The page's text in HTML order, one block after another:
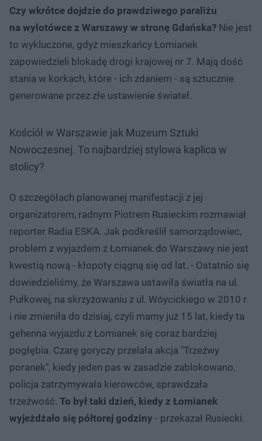
Czy wkrótce dojdzie do prawdziwego paraliżu
na wylotówce z Warszawy w stronę Gdańska? Nie jest
to wykluczone, gdyż mieszkańcy Łomianek
zapowiedzieli blokadę drogi krajowej nr 7. Mają dość
stania w korkach, które - ich zdaniem - są sztucznie
generowane przez złe ustawienie świateł.
Kościół w Warszawie jak Muzeum Sztuki
Nowoczesnej. To najbardziej stylowa kaplica w
stolicy?
O szczegółach planowanej manifestacji z jej
organizatorem, radnym Piotrem Rusieckim rozmawiał
reporter Radia ESKA. Jak podkreślił samorządowiec,
problem z wyjazdem z Łomianek do Warszawy nie jest
kwestią nową - kłopoty ciągną się od lat. - Ostatnio się
dowiedzieliśmy, że Warszawa ustawiła światła na ul.
Pułkowej, na skrzyżowaniu z ul. Wóycickiego w 2010 r.
i nie zmieniła do dzisiaj, czyli mamy już 15 lat, kiedy ta
gehenna wyjazdu z Łomianek się coraz bardziej
pogłębia. Czarę goryczy przelała akcja "Trzeźwy
poranek", kiedy jeden pas w zasadzie zablokowano,
policja zatrzymywała kierowców, sprawdzała
trzeźwość. To był taki dzień, kiedy z Łomianek
wyjeżdżało się półtorej godziny - przekazał Rusiecki.